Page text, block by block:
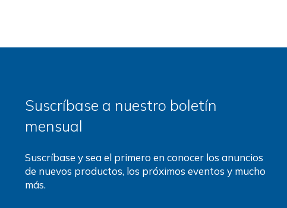
Suscríbase a nuestro boletín
mensual
Suscríbase y sea el primero en conocer los anuncios
de nuevos productos, los próximos eventos y mucho
más.